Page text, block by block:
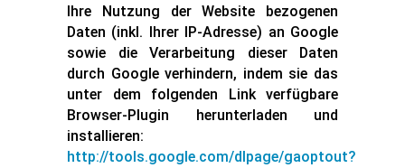
Ihre Nutzung der Website bezogenen
Daten (inkl. Ihrer IP-Adresse) an Google
sowie die Verarbeitung dieser Daten
durch Google verhindern, indem sie das
unter dem folgenden Link verfügbare
Browser-Plugin herunterladen und
installieren:
http://tools.google.com/dlpage/gaoptout?